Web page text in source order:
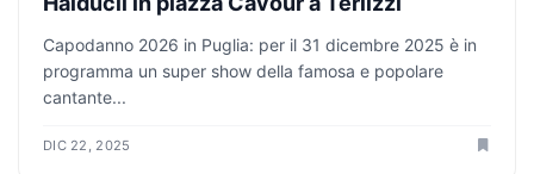
Capodanno 2026 in Puglia: per il 31 dicembre 2025 è in
programma un super show della famosa e popolare
cantante...
DIC 22, 2025